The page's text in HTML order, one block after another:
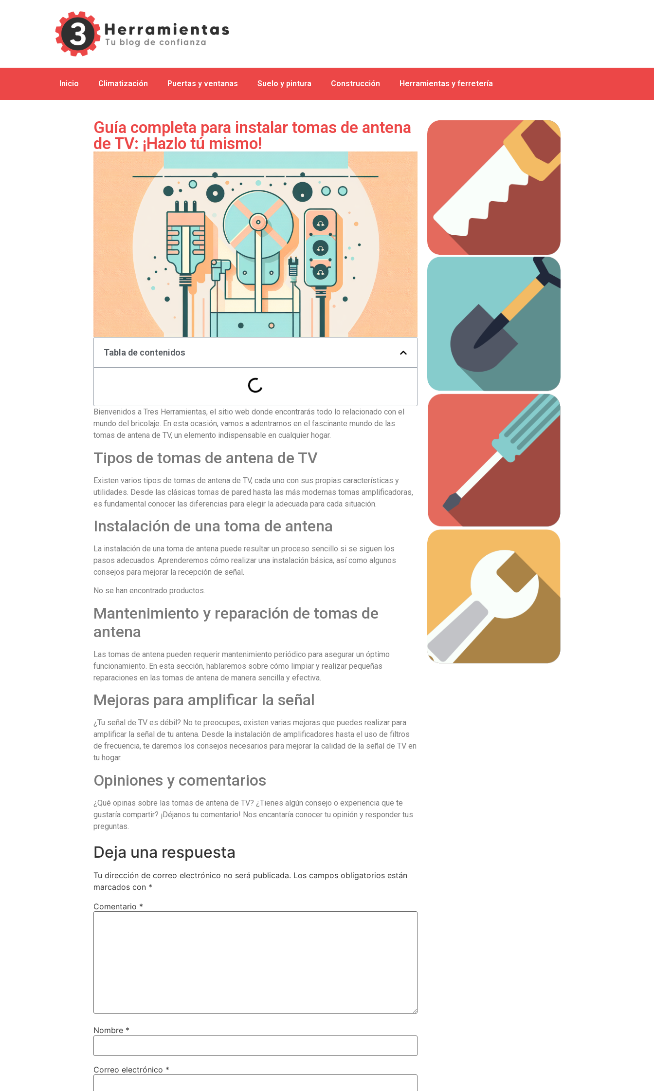
Inicio Climatización Puertas y ventanas Suelo y pintura Construcción Herramientas y ferretería
Guía completa para instalar tomas de antena
de TV: ¡Hazlo tú mismo!
Tabla de contenidos
Bienvenidos a Tres Herramientas, el sitio web donde encontrarás todo lo relacionado con el
mundo del bricolaje. En esta ocasión, vamos a adentrarnos en el fascinante mundo de las
tomas de antena de TV, un elemento indispensable en cualquier hogar.
Tipos de tomas de antena de TV
Existen varios tipos de tomas de antena de TV, cada uno con sus propias características y
utilidades. Desde las clásicas tomas de pared hasta las más modernas tomas amplificadoras,
es fundamental conocer las diferencias para elegir la adecuada para cada situación.
Instalación de una toma de antena
La instalación de una toma de antena puede resultar un proceso sencillo si se siguen los
pasos adecuados. Aprenderemos cómo realizar una instalación básica, así como algunos
consejos para mejorar la recepción de señal.
No se han encontrado productos.
Mantenimiento y reparación de tomas de
antena
Las tomas de antena pueden requerir mantenimiento periódico para asegurar un óptimo
funcionamiento. En esta sección, hablaremos sobre cómo limpiar y realizar pequeñas
reparaciones en las tomas de antena de manera sencilla y efectiva.
Mejoras para amplificar la señal
¿Tu señal de TV es débil? No te preocupes, existen varias mejoras que puedes realizar para
amplificar la señal de tu antena. Desde la instalación de amplificadores hasta el uso de filtros
de frecuencia, te daremos los consejos necesarios para mejorar la calidad de la señal de TV en
tu hogar.
Opiniones y comentarios
¿Qué opinas sobre las tomas de antena de TV? ¿Tienes algún consejo o experiencia que te
gustaría compartir? ¡Déjanos tu comentario! Nos encantaría conocer tu opinión y responder tus
preguntas.
Deja una respuesta
Tu dirección de correo electrónico no será publicada. Los campos obligatorios están
marcados con *
Comentario *
Nombre *
Correo electrónico *
Carpintería
Todo lo que necesitas para el
trabajo con madera.
Ver artículos
Jardinería
¡Es hora de arreglar el jardín!
Ver artículos
Todas las herramientas que
necesitas.
Ver artículos
Fontanería
¡Vamos a arreglar esas fugas!
Ver artículos